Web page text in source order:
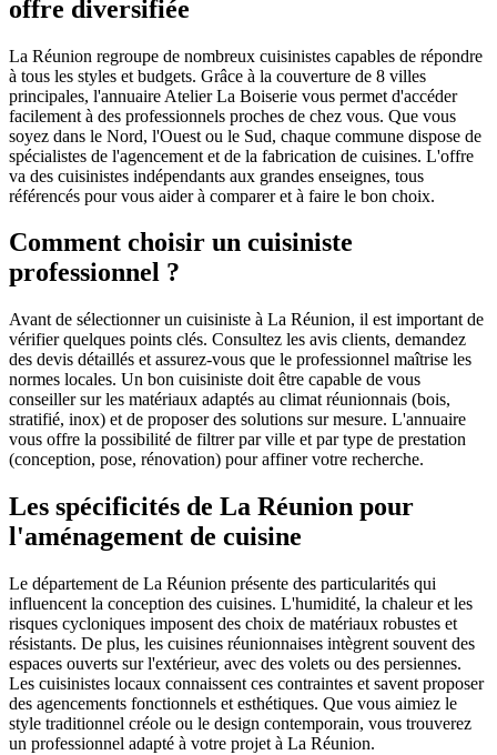
offre diversifiée
La Réunion regroupe de nombreux cuisinistes capables de répondre
à tous les styles et budgets. Grâce à la couverture de 8 villes
principales, l'annuaire Atelier La Boiserie vous permet d'accéder
facilement à des professionnels proches de chez vous. Que vous
soyez dans le Nord, l'Ouest ou le Sud, chaque commune dispose de
spécialistes de l'agencement et de la fabrication de cuisines. L'offre
va des cuisinistes indépendants aux grandes enseignes, tous
référencés pour vous aider à comparer et à faire le bon choix.
Comment choisir un cuisiniste
professionnel ?
Avant de sélectionner un cuisiniste à La Réunion, il est important de
vérifier quelques points clés. Consultez les avis clients, demandez
des devis détaillés et assurez-vous que le professionnel maîtrise les
normes locales. Un bon cuisiniste doit être capable de vous
conseiller sur les matériaux adaptés au climat réunionnais (bois,
stratifié, inox) et de proposer des solutions sur mesure. L'annuaire
vous offre la possibilité de filtrer par ville et par type de prestation
(conception, pose, rénovation) pour affiner votre recherche.
Les spécificités de La Réunion pour
l'aménagement de cuisine
Le département de La Réunion présente des particularités qui
influencent la conception des cuisines. L'humidité, la chaleur et les
risques cycloniques imposent des choix de matériaux robustes et
résistants. De plus, les cuisines réunionnaises intègrent souvent des
espaces ouverts sur l'extérieur, avec des volets ou des persiennes.
Les cuisinistes locaux connaissent ces contraintes et savent proposer
des agencements fonctionnels et esthétiques. Que vous aimiez le
style traditionnel créole ou le design contemporain, vous trouverez
un professionnel adapté à votre projet à La Réunion.